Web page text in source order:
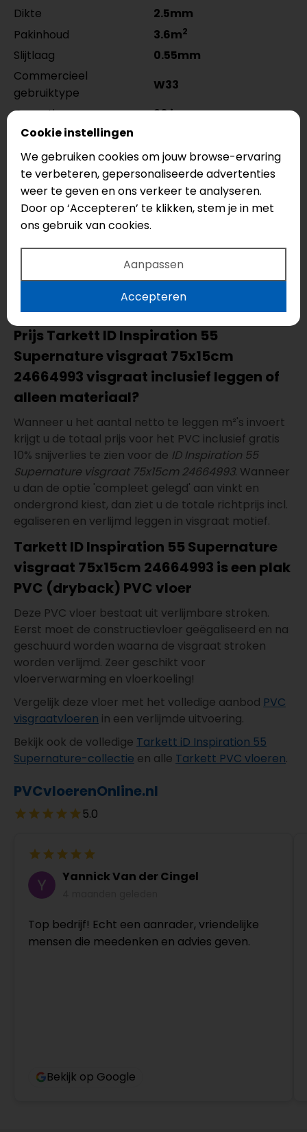
Dikte
2.5mm
Pakinhoud
3.6m2
Slijtlaag
0.55mm
Commercieel
gebruiktype
W33
Garantie
20 jaar
Vloerverwarming
Vloerkoeling
Ja
Warmteweerstand
0.02m2k/w
Look
Houtlook
Tarkett ID Inspiration 55 Supernature visgraat
75x15cm 24664993 met de afmeting 75 x 15 cm is
speciaal ontwikkeld om in visgraat motief te leggen.
Vraag een offerte aan voor deTarkett ID
Inspiration 55 Supernature visgraat 75x15cm
24664993voor de scherpste prijs!
Prijs Tarkett ID Inspiration 55
Supernature visgraat 75x15cm
24664993 visgraat inclusief leggen of
alleen materiaal?
Wanneer u het aantal netto te leggen m²'s invoert
krijgt u de totaal prijs voor het PVC inclusief gratis
10% snijverlies te zien voor de ID Inspiration 55
Supernature visgraat 75x15cm 24664993. Wanneer
u dan de optie 'compleet gelegd' aan vinkt en
ondergrond kiest, dan ziet u de totale richtprijs incl.
egaliseren en verlijmd leggen in visgraat motief.
Tarkett ID Inspiration 55 Supernature
visgraat 75x15cm 24664993 is een plak
PVC (dryback) PVC vloer
Deze PVC vloer bestaat uit verlijmbare stroken.
Eerst moet de constructievloer geëgaliseerd en na
geschuurd worden waarna de visgraat stroken
worden verlijmd. Zeer geschikt voor
vloerverwarming en vloerkoeling!
Vergelijk deze vloer met het volledige aanbod PVC
visgraatvloeren in een verlijmde uitvoering.
Bekijk ook de volledige Tarkett iD Inspiration 55
Supernature-collectie en alle Tarkett PVC vloeren.
PVCvloerenOnline.nl
5.0
Yannick Van der Cingel
Top bedrijf! Echt een aanrader, vriendelijke
mensen die meedenken en advies geven.
Bekijk op Google
Cookie instellingen
We gebruiken cookies om jouw browse-ervaring
te verbeteren, gepersonaliseerde advertenties
weer te geven en ons verkeer te analyseren.
Door op ‘Accepteren’ te klikken, stem je in met
ons gebruik van cookies.
Aanpassen
Accepteren